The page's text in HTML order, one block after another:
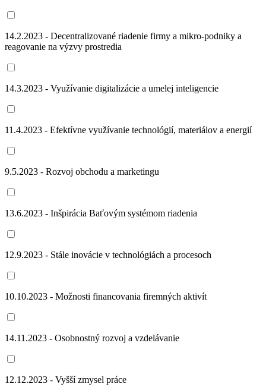
14.2.2023 - Decentralizované riadenie firmy a mikro-podniky a
reagovanie na výzvy prostredia
14.3.2023 - Využívanie digitalizácie a umelej inteligencie
11.4.2023 - Efektívne využívanie technológií, materiálov a energií
9.5.2023 - Rozvoj obchodu a marketingu
13.6.2023 - Inšpirácia Baťovým systémom riadenia
12.9.2023 - Stále inovácie v technológiách a procesoch
10.10.2023 - Možnosti financovania firemných aktivít
14.11.2023 - Osobnostný rozvoj a vzdelávanie
12.12.2023 - Vyšší zmysel práce